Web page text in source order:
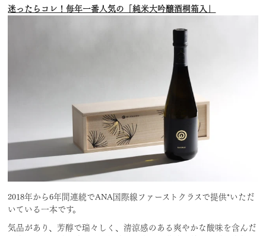
迷ったらコレ！毎年一番人気の「純米大吟醸酒桐箱入」
2018年から6年間連続でANA国際線ファーストクラスで提供*いただ
いている一本です。
気品があり、芳醇で瑞々しく、清涼感のある爽やかな酸味を含んだ